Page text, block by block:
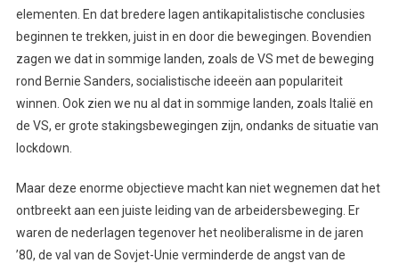
elementen. En dat bredere lagen antikapitalistische conclusies
beginnen te trekken, juist in en door die bewegingen. Bovendien
zagen we dat in sommige landen, zoals de VS met de beweging
rond Bernie Sanders, socialistische ideeën aan populariteit
winnen. Ook zien we nu al dat in sommige landen, zoals Italië en
de VS, er grote stakingsbewegingen zijn, ondanks de situatie van
lockdown.
Maar deze enorme objectieve macht kan niet wegnemen dat het
ontbreekt aan een juiste leiding van de arbeidersbeweging. Er
waren de nederlagen tegenover het neoliberalisme in de jaren
’80, de val van de Sovjet-Unie verminderde de angst van de